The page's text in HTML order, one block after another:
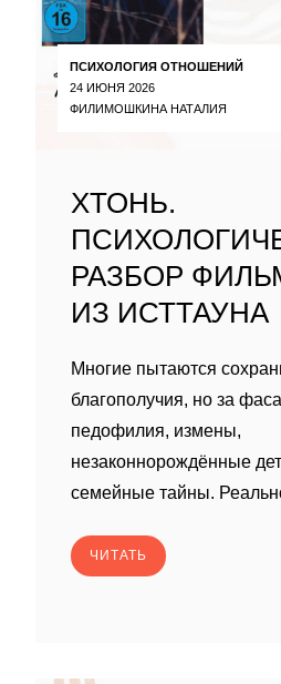
ПСИХОЛОГИЯ ОТНОШЕНИЙ
24 ИЮНЯ 2026
ФИЛИМОШКИНА НАТАЛИЯ
ХТОНЬ.
РАЗБОР
ИЗ ИСТТАУНА
Многие пытаются
благополучия, но за
педофилия, измены,
незаконнорождённые
семейные тайны.
ЧИТАТЬ